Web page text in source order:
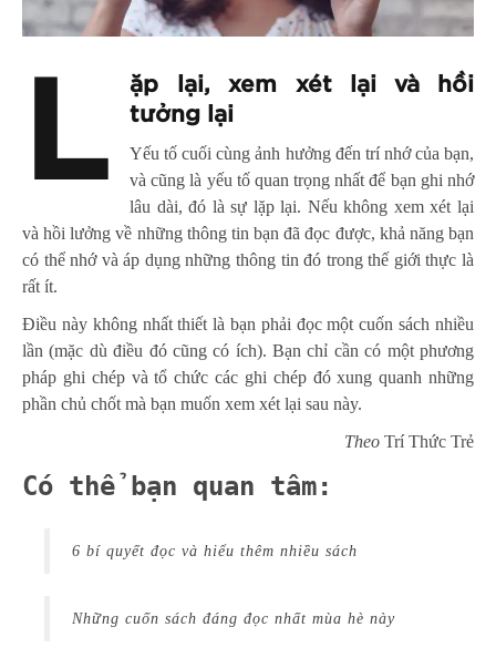
L
ặp lại, xem xét lại và hồi
tưởng lại
Yếu tố cuối cùng ảnh hưởng đến trí nhớ của bạn,
và cũng là yếu tố quan trọng nhất để bạn ghi nhớ
lâu dài, đó là sự lặp lại. Nếu không xem xét lại
và hồi lưởng về những thông tin bạn đã đọc được, khả năng bạn
có thể nhớ và áp dụng những thông tin đó trong thế giới thực là
rất ít.
Điều này không nhất thiết là bạn phải đọc một cuốn sách nhiều
lần (mặc dù điều đó cũng có ích). Bạn chỉ cần có một phương
pháp ghi chép và tổ chức các ghi chép đó xung quanh những
phần chủ chốt mà bạn muốn xem xét lại sau này.
Theo Trí Thức Trẻ
Có thể bạn quan tâm:
6 bí quyết đọc và hiểu thêm nhiều sách
Những cuốn sách đáng đọc nhất mùa hè này